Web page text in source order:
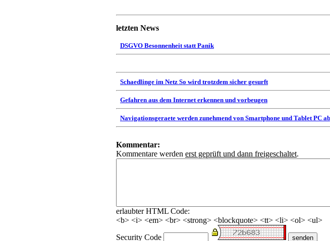
letzten News
DSGVO Besonnenheit statt Panik
Schaedlinge im Netz So wird trotzdem sicher gesurft
Gefahren aus dem Internet erkennen und vorbeugen
Navigationsgeraete werden zunehmend von Smartphone und Tablet PC
Kommentar:
Kommentare werden erst geprüft und dann freigeschaltet.
erlaubter HTML Code:
<b> <i> <em> <br> <strong> <blockquote> <tt> <li> <ol> <ul>
Security Code